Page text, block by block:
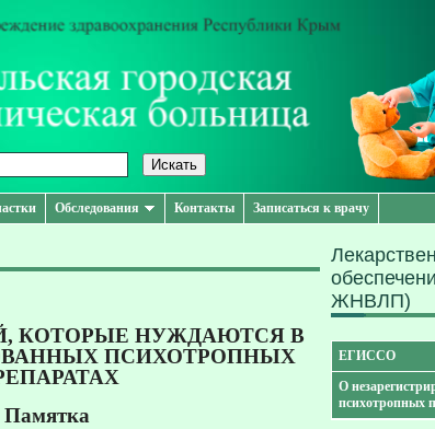
Обследования Контакты Записаться к врачу
КОТОРЫЕ НУЖДАЮТСЯ В
ПСИХОТРОПНЫХ
Памятка
ЖНВЛП)
ЕГИССО
О
психотропных